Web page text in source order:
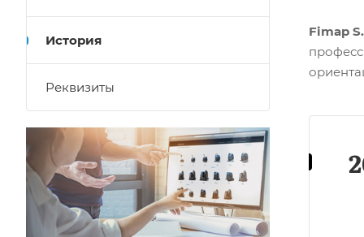
Fimap
История
Реквизиты